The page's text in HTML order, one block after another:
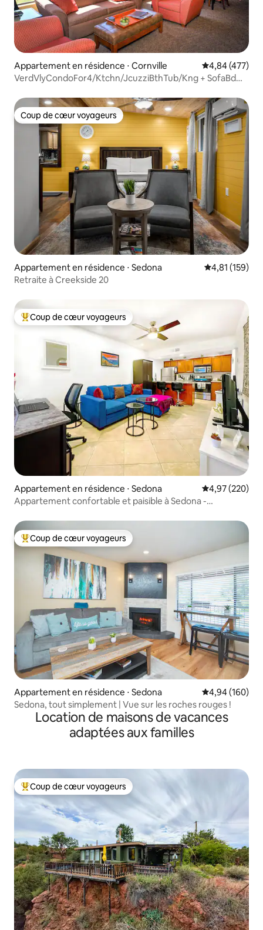
Appartement en résidence ⋅ Cornville Évaluation
4,84 (477)
VerdVlyCondoFor4/Ktchn/JcuzziBthTub/Kng + SofaBd
Coup de cœur voyageurs
Coup de cœur voyageurs
Appartement en résidence ⋅ Sedona Évaluation
4,81 (159)
Retraite à Creekside 20
Coups de cœur voyageurs les plus appréciés
Coup de cœur voyageurs
Appartement en résidence ⋅ Sedona Évaluation
4,97 (220)
Appartement confortable et paisible à Sedona -
Coups de cœur voyageurs les plus appréciés
Coup de cœur voyageurs
Appartement en résidence ⋅ Sedona Évaluation
4,94 (160)
Sedona, tout simplement | Vue sur les roches rouges !
Location de maisons de vacances
adaptées aux familles
Coups de cœur voyageurs les plus appréciés
Coup de cœur voyageurs